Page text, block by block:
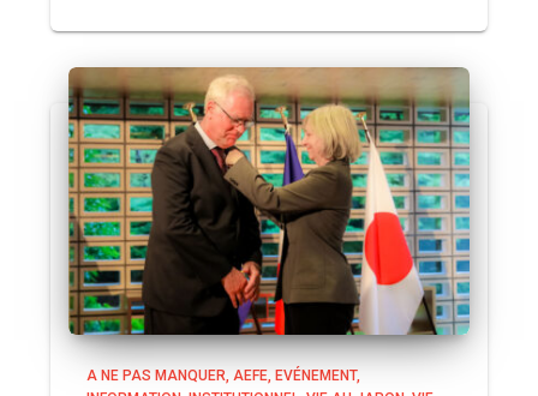
A NE PAS MANQUER AEFE EVÉNEMENT